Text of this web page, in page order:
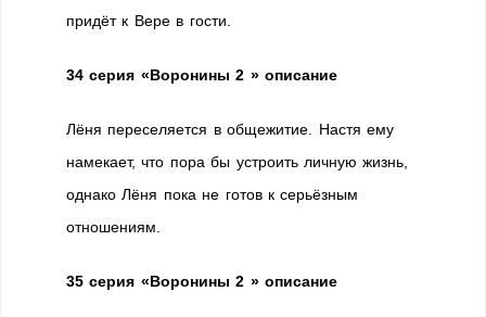
придёт к Вере в гости.
34 серия «Воронины 2 » описание
Лёня переселяется в общежитие. Настя ему
намекает, что пора бы устроить личную жизнь,
однако Лёня пока не готов к серьёзным
отношениям.
35 серия «Воронины 2 » описание